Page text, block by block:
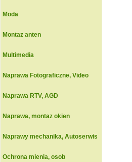
Moda
Montaz anten
Multimedia
Naprawa Fotograficzne, Video
Naprawa RTV, AGD
Naprawa, montaz okien
Naprawy mechanika, Autoserwis
Ochrona mienia, osob